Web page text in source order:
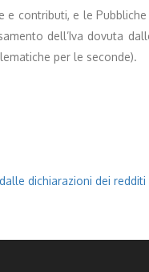
contributi, e le
dell’Iva dovuta
per le seconde).
dichiarazioni dei redditi